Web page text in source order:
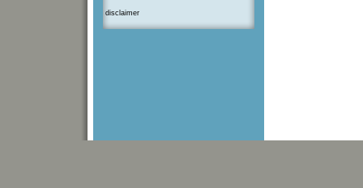
disclaimer